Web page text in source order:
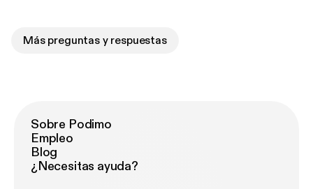
Más preguntas y respuestas
Sobre Podimo
Empleo
Blog
¿Necesitas ayuda?